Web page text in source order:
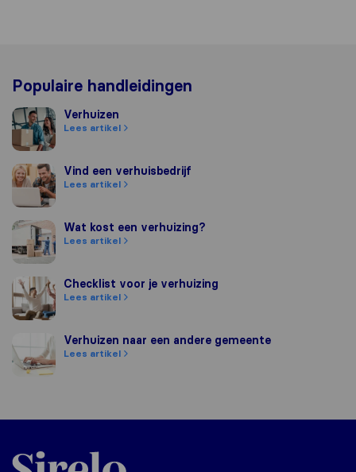
Populaire handleidingen
VerhuizenVerhuizen
Lees artikel
Vind een verhuisbedrijf
Vind een verhuisbedrijf
Lees artikel
Wat kost een verhuizing?
Wat kost een verhuizing?
Lees artikel
Checklist voor je verhuizing
Checklist voor je verhuizing
Lees artikel
Verhuizen naar een andere gemeente
Verhuizen naar een andere gemeente
Lees artikel
Sirelo.nl